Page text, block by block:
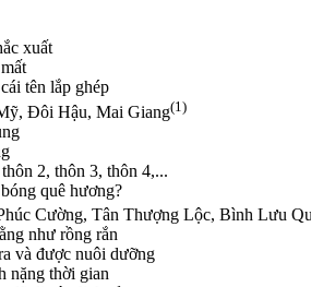
xuất
tên lắp ghép
Đôi Hậu, Mai Giang(1)
2, thôn 3, thôn 4,...
quê hương?
Cường, Tân Thượng Lộc, Bình Lưu
như rồng rắn
và được nuôi dưỡng
nặng thời gian